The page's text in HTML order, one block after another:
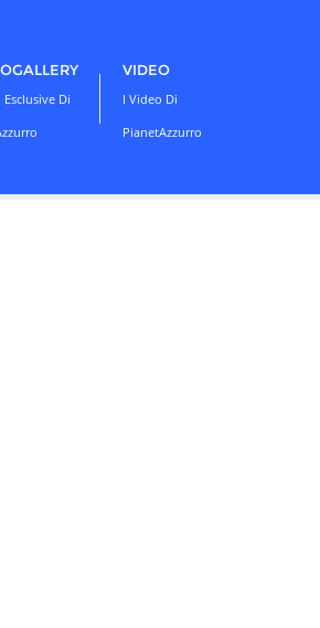
Esclusive Di
VIDEO
I Video Di
PianetAzzurro